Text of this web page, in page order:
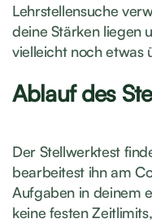
Lehrstellensuche
deine Stärken liegen
vielleicht noch etwas
Ablauf des
Der Stellwerktest
bearbeitest ihn am
Aufgaben in deinem
keine festen